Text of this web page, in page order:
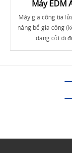
Máy EDM
Máy gia công tia
nâng bể gia công
dạng cột di